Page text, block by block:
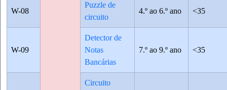
W-08
Puzzle de
circuito
4.º ao 6.º ano <35
W-09
Detector de
Notas
Bancárias
7.º ao 9.º ano <35
Circuito